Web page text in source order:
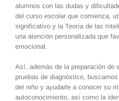
alumnos con las dudas y
del curso escolar que comienza,
significativo y la Teoría de las
una atención personalizada que
emocional.
Así, además de la preparación de
pruebas de diagnóstico,
del niño y ayudarle a conocer su
autoconocimiento, así como la